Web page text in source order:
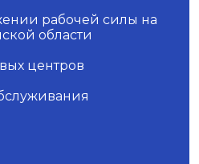
рабочей силы на
области
центров